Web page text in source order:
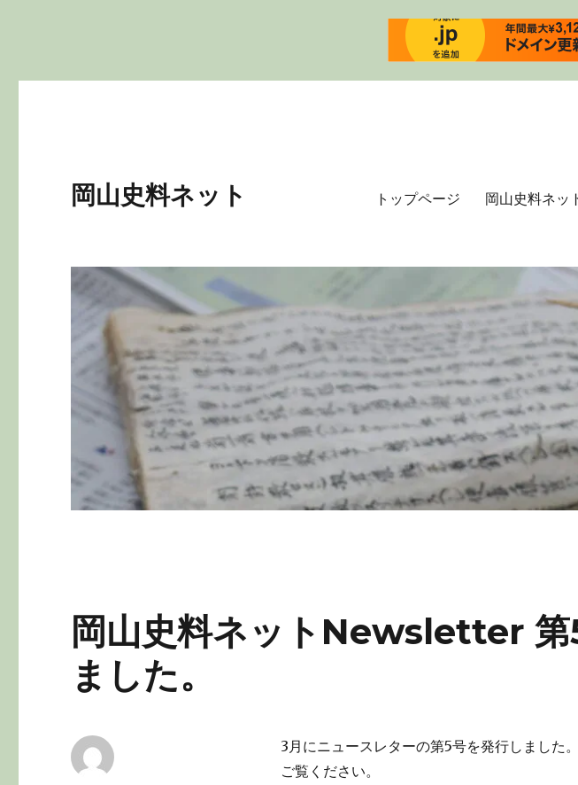
岡山史料ネット トップページ 岡山史料ネッ
岡山史料ネットNewsletter 第
ました。
3月にニュースレターの第5号を発行しました
ご覧ください。